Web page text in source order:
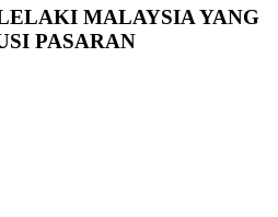
MALAYSIA YANG
PASARAN